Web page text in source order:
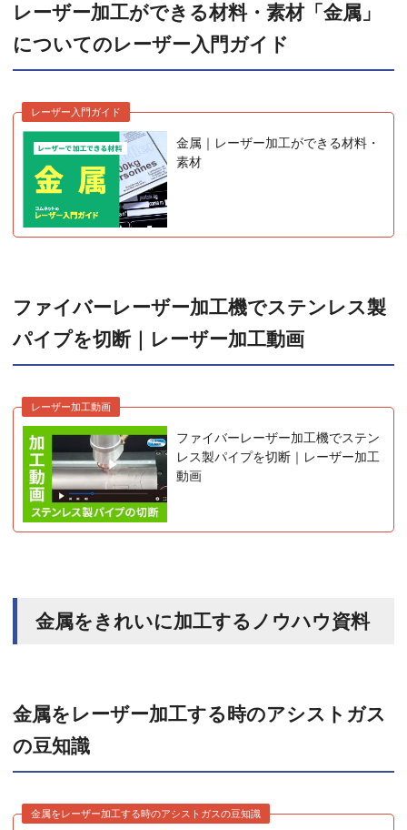
レーザー加工ができる材料・素材「金属」
についてのレーザー入門ガイド
レーザー入門ガイド
金属｜レーザー加工ができる材料・
素材
ファイバーレーザー加工機でステンレス製
パイプを切断｜レーザー加工動画
レーザー加工動画
ファイバーレーザー加工機でステン
レス製パイプを切断｜レーザー加工
動画
金属をきれいに加工するノウハウ資料
金属をレーザー加工する時のアシストガス
の豆知識
金属をレーザー加工する時のアシストガスの豆知識